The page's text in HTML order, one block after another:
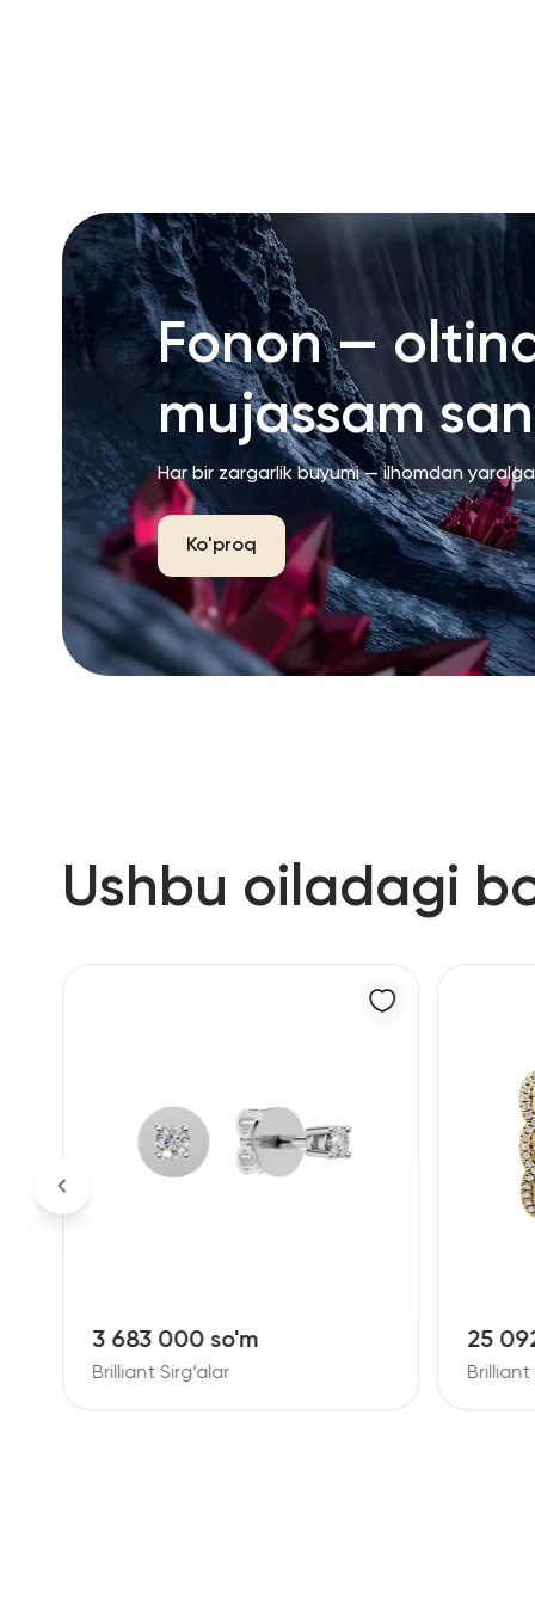
Fonon —
mujassam
Har bir zargarlik buyumi — ilhomdan
Ko'proq
Ushbu oiladagi
3 683 000 so'm
Brilliant Sirg‘alar
25
Brilliant